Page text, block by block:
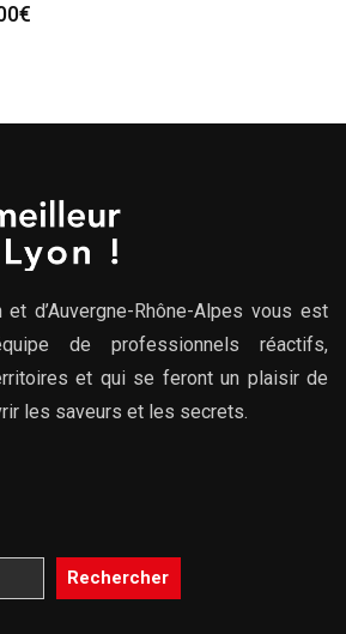
à
d’Auvergne-Rhône-Alpes vous est
de professionnels réactifs,
et qui se feront un plaisir de
les saveurs et les secrets.
Rechercher